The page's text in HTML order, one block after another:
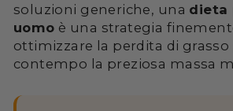
soluzioni generiche, una dieta
uomo è una strategia
ottimizzare la perdita di grasso
contempo la preziosa massa